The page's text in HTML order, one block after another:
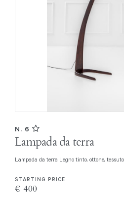
N. 6
Lampada da terra
Lampada da terra Legno tinto, ottone,
STARTING PRICE
€ 400